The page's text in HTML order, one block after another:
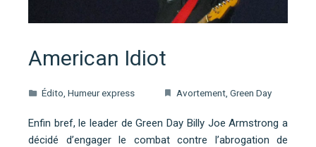
American Idiot
Édito, Humeur express Avortement, Green Day
Enfin bref, le leader de Green Day Billy Joe Armstrong a
décidé d’engager le combat contre l’abrogation de